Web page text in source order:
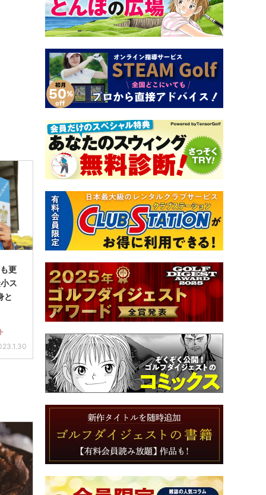
更
ス
と